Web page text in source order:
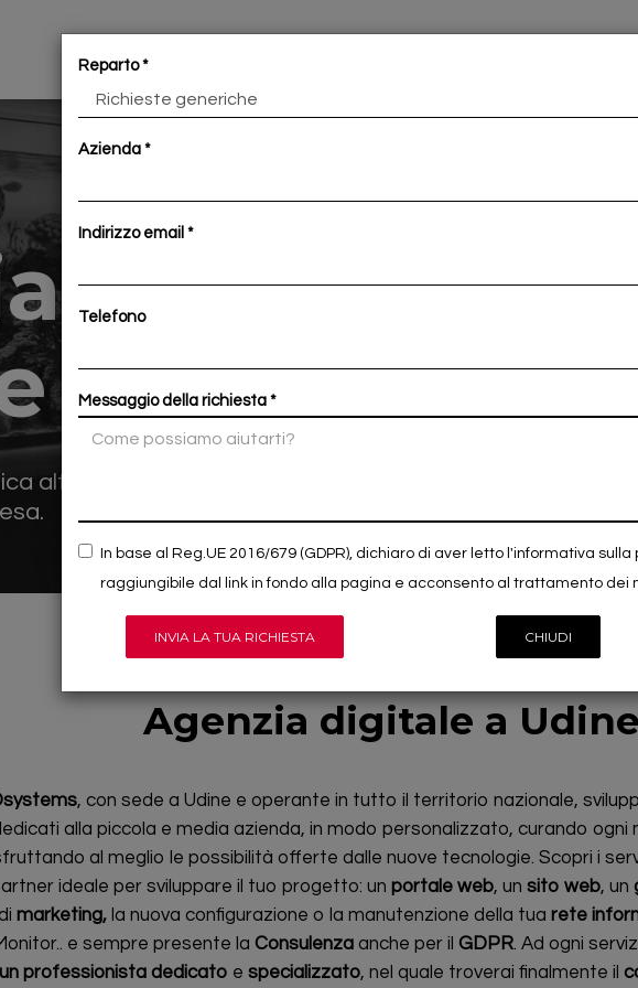
altamente qualificata
Agenzia digitale a Udine
, con sede a Udine e operante in tutto il territorio nazionale,
alla piccola e media azienda, in modo personalizzato, curando ogni
al meglio le possibilità offerte dalle nuove tecnologie. Scopri i
ideale per sviluppare il tuo progetto: un portale web, un sito web, un
marketing, la nuova configurazione o la manutenzione della tua rete
e sempre presente la Consulenza anche per il GDPR. Ad ogni
un professionista dedicato e specializzato, nel quale troverai finalmente il
Reparto
Azienda
Indirizzo email
Telefono
Messaggio della richiesta
In base al Reg.UE 2016/679 (GDPR), dichiaro di aver letto l'informativa sulla
raggiungibile dal link in fondo alla pagina e acconsento al trattamento dei